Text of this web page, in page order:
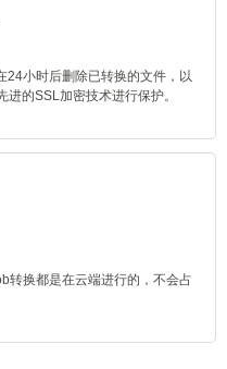
24小时后删除已转换的文件，以
的SSL加密技术进行保护。
转换都是在云端进行的，不会占